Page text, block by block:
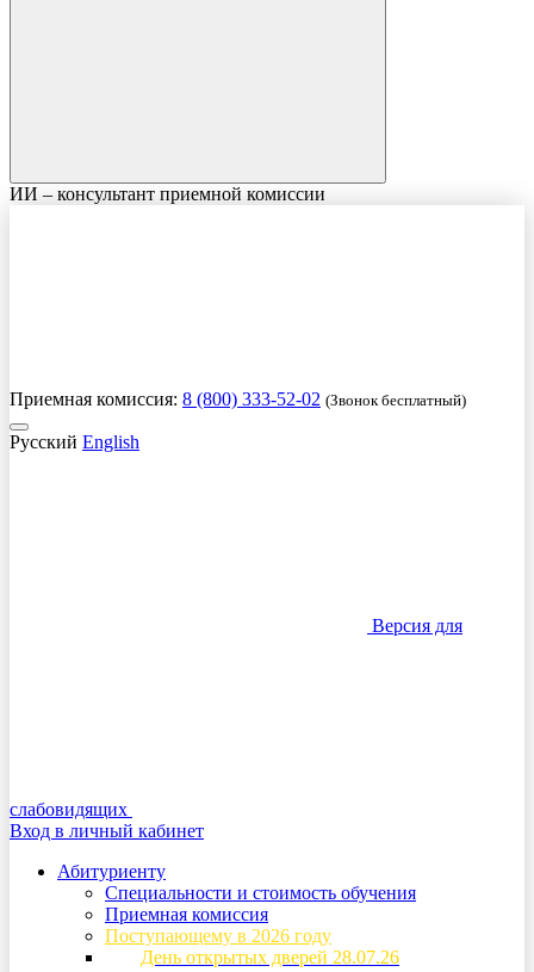
ИИ – консультант приемной комиссии
Приемная комиссия: 8 (800) 333-52-02 (Звонок бесплатный)
Русский English
Версия для
слабовидящих
Вход в личный кабинет
Абитуриенту
Специальности и стоимость обучения
Приемная комиссия
Поступающему в 2026 году
День открытых дверей 28.07.26